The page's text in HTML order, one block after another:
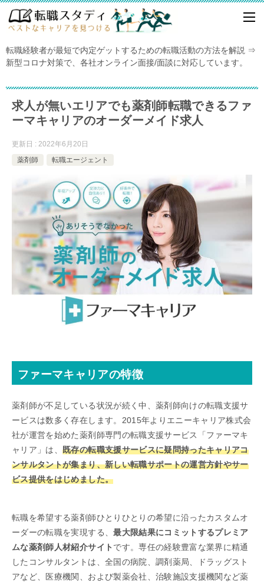
転職経験者が最短で内定ゲットするための転職活動の方法を解説 ⇒
新型コロナ対策で、各社オンライン面接/面談に対応しています。
求人が無いエリアでも薬剤師転職できるファ
ーマキャリアのオーダーメイド求人
更新日 : 2022年6月20日
薬剤師
転職エージェント
ファーマキャリアの特徴
薬剤師が不足している状況が続く中、薬剤師向けの転職支援サ
ービスは数多く存在します。2015年よりエニーキャリア株式会
社が運営を始めた薬剤師専門の転職支援サービス「ファーマキ
ャリア」は、既存の転職支援サービスに疑問持ったキャリアコ
ンサルタントが集まり、新しい転職サポートの運営方針やサー
ビス提供をはじめました。
転職を希望する薬剤師ひとりひとりの希望に沿ったカスタムオ
ーダーの転職を実現する、最大限結果にコミットするプレミア
ムな薬剤師人材紹介サイト です。専任の経験豊富な業界に精通
したコンサルタントは、全国の病院、調剤薬局、ドラッグスト
アなど、医療機関、および製薬会社、治験施設支援機関など薬